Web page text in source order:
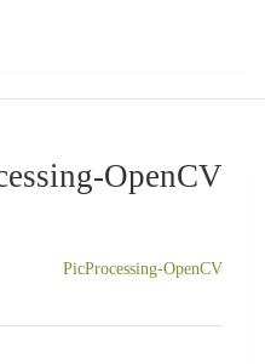
OpenCV
PicProcessing-OpenCV